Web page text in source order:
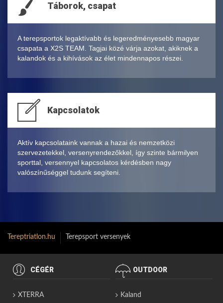
Táborok, csapat
A terepsportok legaktívabb és legeredményesebb magyar
csapata a X2S TEAM. Tagjai közé várja azokat, akiknek a
kalandok és a kihívások az élet mindennapos részei.
Kapcsolatok
Aktív kapcsolataink vannak a hazai és nemzetközi
szervezetekkel, versenyrendezőkkel, így szinte bármilyen
sporttal, versennyel kapcsolatos kérdésben nagy
valószínűséggel tudunk segíteni.
Tereptriatlon.hu Terepsport versenyek
CÉGÉR
XTERRA
OUTDOOR
Kaland